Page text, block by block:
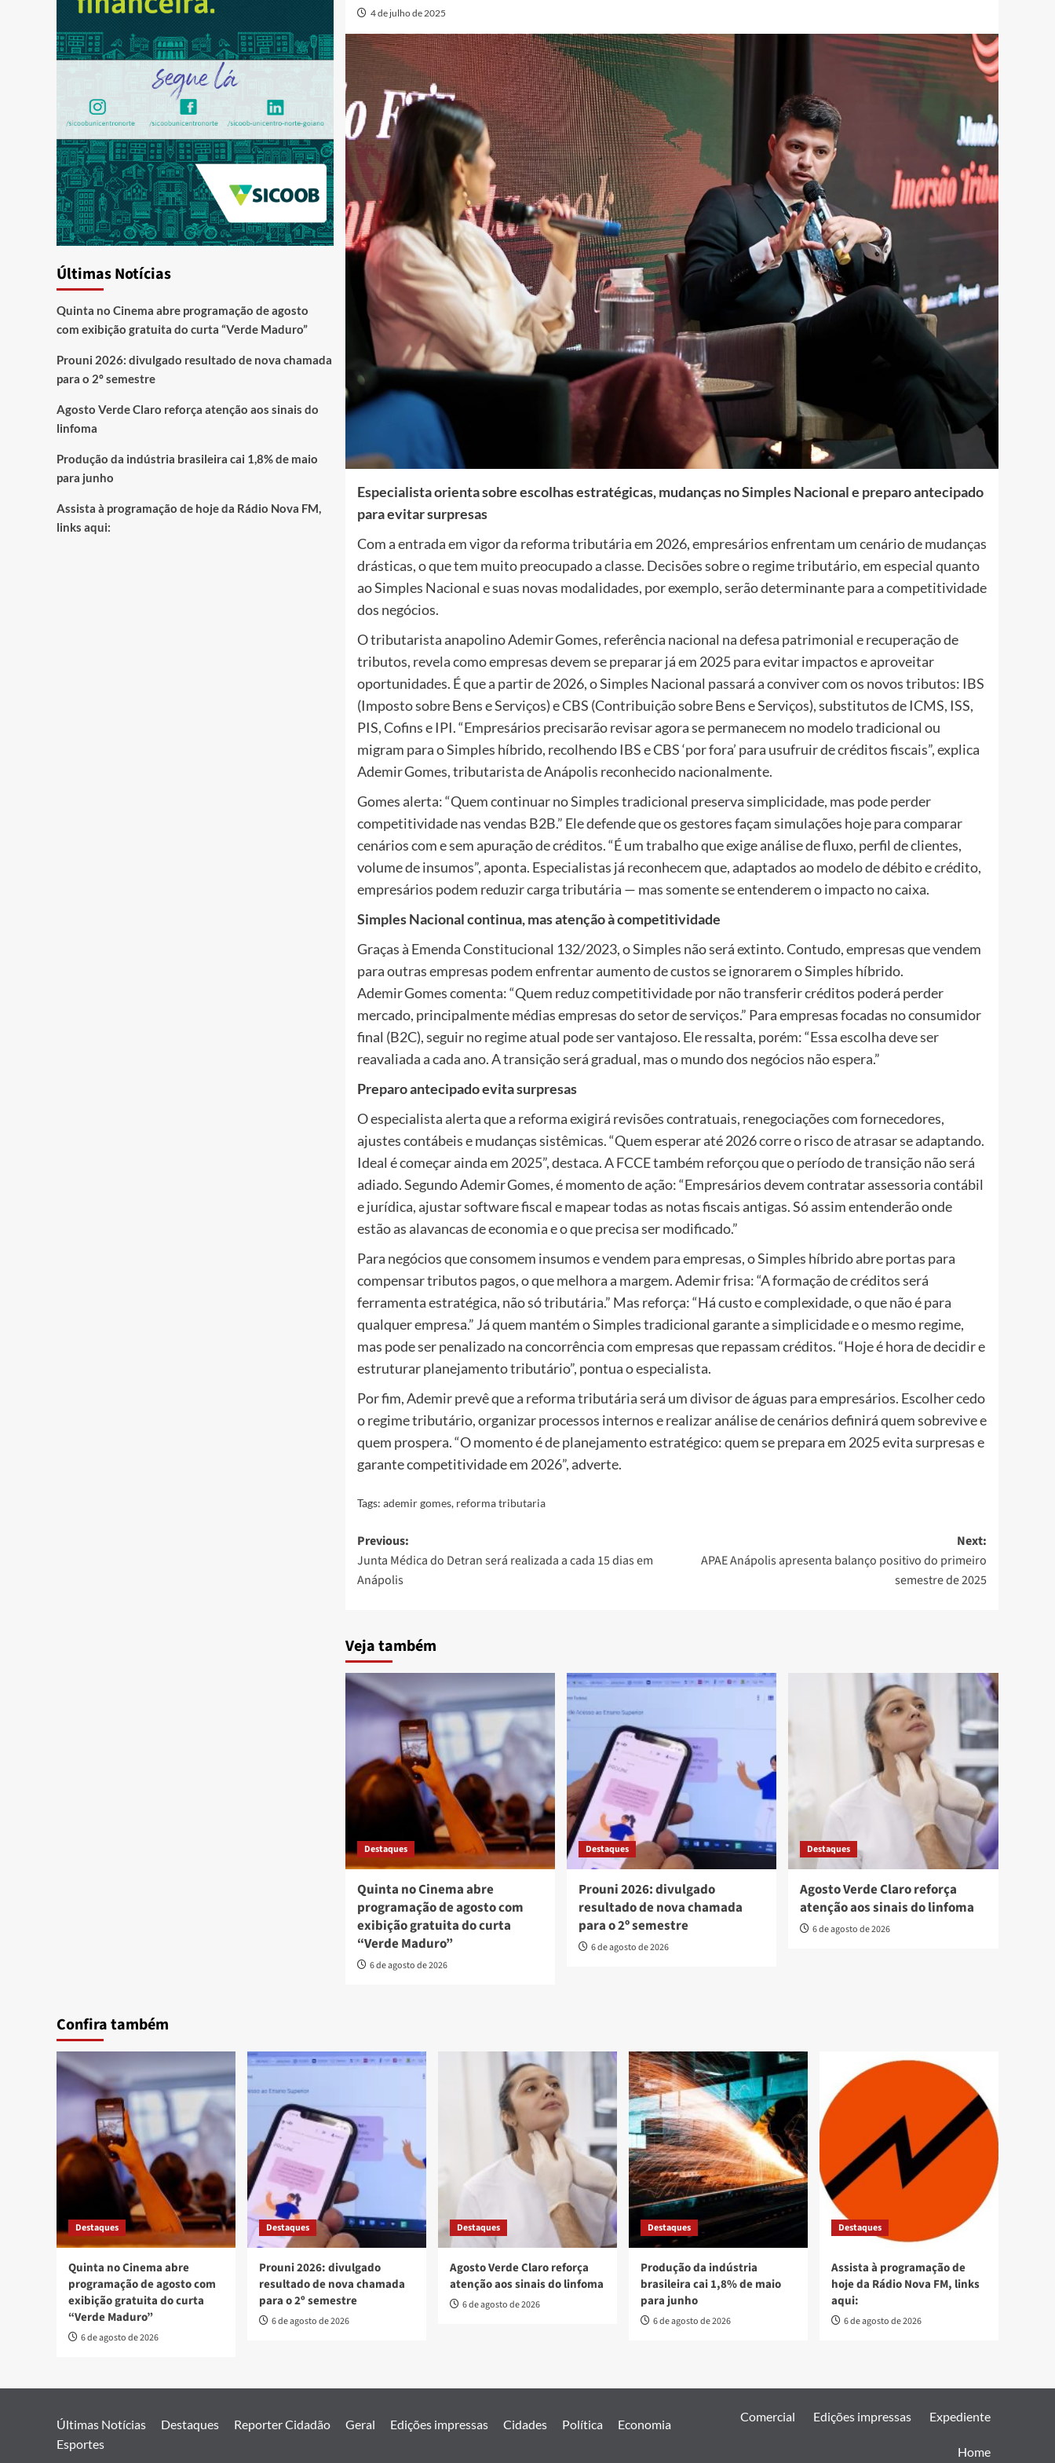
4 de julho de 2025
Especialista orienta sobre escolhas estratégicas, mudanças no Simples Nacional e preparo antecipado
para evitar surpresas
Com a entrada em vigor da reforma tributária em 2026, empresários enfrentam um cenário de mudanças
drásticas, o que tem muito preocupado a classe. Decisões sobre o regime tributário, em especial quanto
ao Simples Nacional e suas novas modalidades, por exemplo, serão determinante para a competitividade
dos negócios.
O tributarista anapolino Ademir Gomes, referência nacional na defesa patrimonial e recuperação de
tributos, revela como empresas devem se preparar já em 2025 para evitar impactos e aproveitar
oportunidades. É que a partir de 2026, o Simples Nacional passará a conviver com os novos tributos: IBS
(Imposto sobre Bens e Serviços) e CBS (Contribuição sobre Bens e Serviços), substitutos de ICMS, ISS,
PIS, Cofins e IPI. “Empresários precisarão revisar agora se permanecem no modelo tradicional ou
migram para o Simples híbrido, recolhendo IBS e CBS ‘por fora’ para usufruir de créditos fiscais”, explica
Ademir Gomes, tributarista de Anápolis reconhecido nacionalmente.
Gomes alerta: “Quem continuar no Simples tradicional preserva simplicidade, mas pode perder
competitividade nas vendas B2B.” Ele defende que os gestores façam simulações hoje para comparar
cenários com e sem apuração de créditos. “É um trabalho que exige análise de fluxo, perfil de clientes,
volume de insumos”, aponta. Especialistas já reconhecem que, adaptados ao modelo de débito e crédito,
empresários podem reduzir carga tributária — mas somente se entenderem o impacto no caixa.
Simples Nacional continua, mas atenção à competitividade
Graças à Emenda Constitucional 132/2023, o Simples não será extinto. Contudo, empresas que vendem
para outras empresas podem enfrentar aumento de custos se ignorarem o Simples híbrido.
Ademir Gomes comenta: “Quem reduz competitividade por não transferir créditos poderá perder
mercado, principalmente médias empresas do setor de serviços.” Para empresas focadas no consumidor
final (B2C), seguir no regime atual pode ser vantajoso. Ele ressalta, porém: “Essa escolha deve ser
reavaliada a cada ano. A transição será gradual, mas o mundo dos negócios não espera.”
Preparo antecipado evita surpresas
O especialista alerta que a reforma exigirá revisões contratuais, renegociações com fornecedores,
ajustes contábeis e mudanças sistêmicas. “Quem esperar até 2026 corre o risco de atrasar se adaptando.
Ideal é começar ainda em 2025”, destaca. A FCCE também reforçou que o período de transição não será
adiado. Segundo Ademir Gomes, é momento de ação: “Empresários devem contratar assessoria contábil
e jurídica, ajustar software fiscal e mapear todas as notas fiscais antigas. Só assim entenderão onde
estão as alavancas de economia e o que precisa ser modificado.”
Para negócios que consomem insumos e vendem para empresas, o Simples híbrido abre portas para
compensar tributos pagos, o que melhora a margem. Ademir frisa: “A formação de créditos será
ferramenta estratégica, não só tributária.” Mas reforça: “Há custo e complexidade, o que não é para
qualquer empresa.” Já quem mantém o Simples tradicional garante a simplicidade e o mesmo regime,
mas pode ser penalizado na concorrência com empresas que repassam créditos. “Hoje é hora de decidir e
estruturar planejamento tributário”, pontua o especialista.
Por fim, Ademir prevê que a reforma tributária será um divisor de águas para empresários. Escolher cedo
o regime tributário, organizar processos internos e realizar análise de cenários definirá quem sobrevive e
quem prospera. “O momento é de planejamento estratégico: quem se prepara em 2025 evita surpresas e
garante competitividade em 2026”, adverte.
Tags: ademir gomes, reforma tributaria
Post
navigation
Previous:
Junta Médica do Detran será realizada a cada 15 dias em
Anápolis
Next:
APAE Anápolis apresenta balanço positivo do primeiro
semestre de 2025
Veja também
Destaques
Quinta no Cinema abre
programação de agosto com
exibição gratuita do curta
“Verde Maduro”
6 de agosto de 2026
Destaques
Prouni 2026: divulgado
resultado de nova chamada
para o 2º semestre
6 de agosto de 2026
Destaques
Agosto Verde Claro reforça
atenção aos sinais do linfoma
6 de agosto de 2026
Últimas Notícias
Quinta no Cinema abre programação de agosto
com exibição gratuita do curta “Verde Maduro”
Prouni 2026: divulgado resultado de nova chamada
para o 2º semestre
Agosto Verde Claro reforça atenção aos sinais do
linfoma
Produção da indústria brasileira cai 1,8% de maio
para junho
Assista à programação de hoje da Rádio Nova FM,
links aqui:
Confira também
Destaques
Quinta no Cinema abre
programação de agosto com
exibição gratuita do curta
“Verde Maduro”
6 de agosto de 2026
Destaques
Prouni 2026: divulgado
resultado de nova chamada
para o 2º semestre
6 de agosto de 2026
Destaques
Agosto Verde Claro reforça
atenção aos sinais do linfoma
6 de agosto de 2026
Destaques
Produção da indústria
brasileira cai 1,8% de maio
para junho
6 de agosto de 2026
Destaques
Assista à programação de
hoje da Rádio Nova FM, links
aqui:
6 de agosto de 2026
Últimas Notícias Destaques Reporter Cidadão Geral Edições impressas Cidades Política
Economia
Esportes
Comercial Edições impressas Expediente
Home